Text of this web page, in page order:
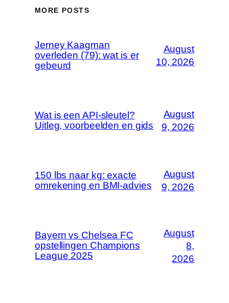
MORE POSTS
Jerney Kaagman
overleden (79): wat is er
gebeurd
August
10, 2026
Wat is een API-sleutel?
Uitleg, voorbeelden en gids
August
9, 2026
150 lbs naar kg: exacte
omrekening en BMI-advies
August
9, 2026
Bayern vs Chelsea FC
opstellingen Champions
League 2025
August
8,
2026